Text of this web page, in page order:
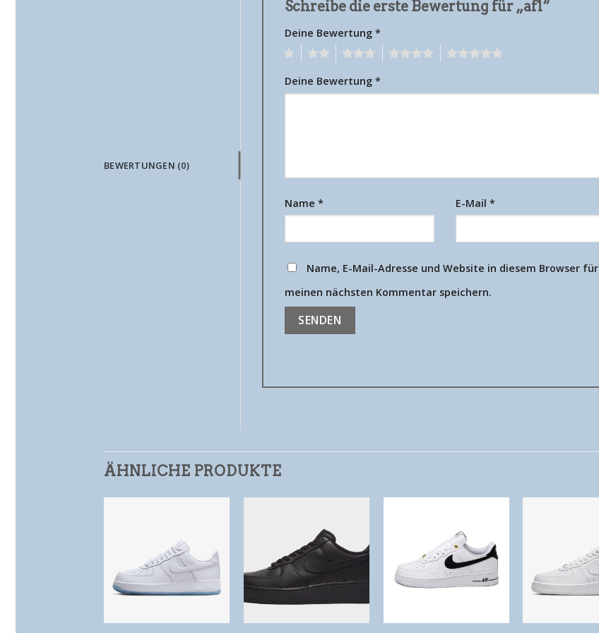
BEWERTUNGEN (0)
Schreibe die erste Bewertung für „af1“
Deine Bewertung *
Deine Bewertung *
Name * E-Mail *
Name, E-Mail-Adresse und Website in diesem Browser für
meinen nächsten Kommentar speichern.
ÄHNLICHE PRODUKTE